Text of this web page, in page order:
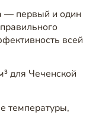
— первый и один
всей
для Чеченской
температуры,